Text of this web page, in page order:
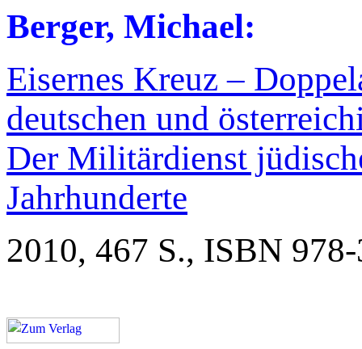
Berger, Michael:
Eisernes Kreuz –
deutschen und
Der Militärdienst
Jahrhunderte
2010, 467 S., ISBN